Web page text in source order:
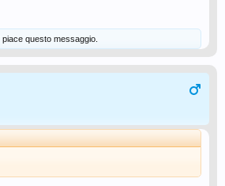
piace questo messaggio.